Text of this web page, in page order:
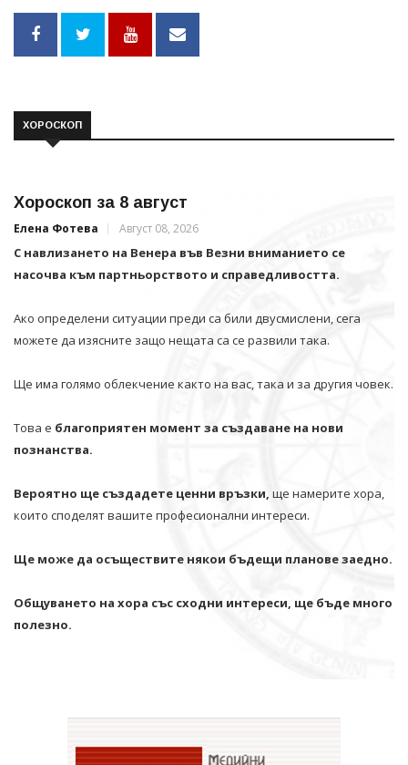
ХОРОСКОП
Хороскоп за 8 август
Елена Фотева Август 08, 2026
С навлизането на Венера във Везни вниманието се
насочва към партньорството и справедливостта.
Ако определени ситуации преди са били двусмислени, сега
можете да изясните защо нещата са се развили така.
Ще има голямо облекчение както на вас, така и за другия човек.
Това е благоприятен момент за създаване на нови
познанства.
Вероятно ще създадете ценни връзки, ще намерите хора,
които споделят вашите професионални интереси.
Ще може да осъществите някои бъдещи планове заедно.
Общуването на хора със сходни интереси, ще бъде много
полезно.